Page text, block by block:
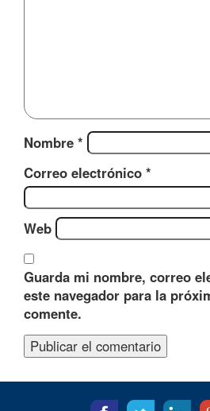
Nombre *
Correo electrónico *
Web
Guarda mi nombre, correo
este navegador para la
comente.